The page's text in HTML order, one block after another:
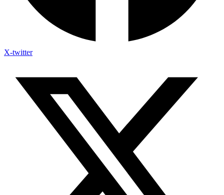
X-twitter